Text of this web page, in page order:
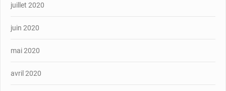
juillet 2020
juin 2020
mai 2020
avril 2020